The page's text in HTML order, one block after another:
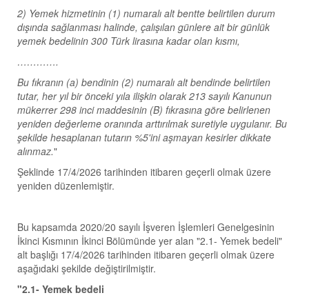
2) Yemek hizmetinin (1) numaralı alt bentte belirtilen durum
dışında sağlanması halinde, çalışılan günlere ait bir günlük
yemek bedelinin 300 Türk lirasına kadar olan kısmı,
………….
Bu fıkranın (a) bendinin (2) numaralı alt bendinde belirtilen
tutar, her yıl bir önceki yıla ilişkin olarak 213 sayılı Kanunun
mükerrer 298 inci maddesinin (B) fıkrasına göre belirlenen
yeniden değerleme oranında arttırılmak suretiyle uygulanır. Bu
şekilde hesaplanan tutarın %5'ini aşmayan kesirler dikkate
alınmaz."
Şeklinde 17/4/2026 tarihinden itibaren geçerli olmak üzere
yeniden düzenlemiştir.
Bu kapsamda 2020/20 sayılı İşveren İşlemleri Genelgesinin
İkinci Kısmının İkinci Bölümünde yer alan "2.1- Yemek bedeli"
alt başlığı 17/4/2026 tarihinden itibaren geçerli olmak üzere
aşağıdaki şekilde değiştirilmiştir.
"2.1- Yemek bedeli